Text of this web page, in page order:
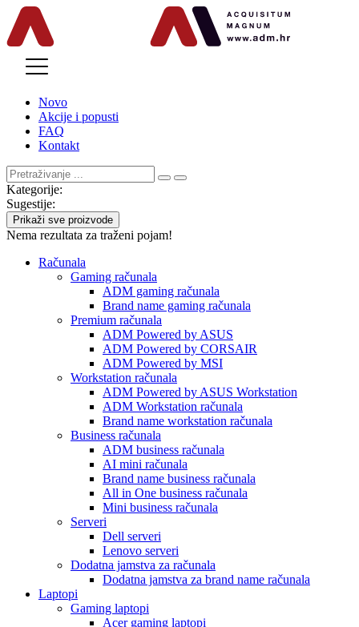
Novo
Akcije i popusti
FAQ
Kontakt
Kategorije:
Sugestije:
Prikaži sve proizvode
Nema rezultata za traženi pojam!
Računala
Gaming računala
ADM gaming računala
Brand name gaming računala
Premium računala
ADM Powered by ASUS
ADM Powered by CORSAIR
ADM Powered by MSI
Workstation računala
ADM Powered by ASUS Workstation
ADM Workstation računala
Brand name workstation računala
Business računala
ADM business računala
AI mini računala
Brand name business računala
All in One business računala
Mini business računala
Serveri
Dell serveri
Lenovo serveri
Dodatna jamstva za računala
Dodatna jamstva za brand name računala
Laptopi
Gaming laptopi
Acer gaming laptopi